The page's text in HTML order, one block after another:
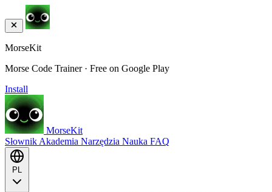
MorseKit
Morse Code Trainer · Free on Google Play
Install
MorseKit
Słownik Akademia Narzędzia Nauka FAQ